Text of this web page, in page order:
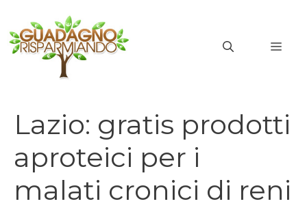
contenuto
Lazio: gratis prodotti
aproteici per i
malati cronici di reni